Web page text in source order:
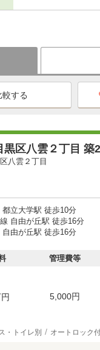
黒区八雲２丁目 築
八雲２丁目
立大学駅 徒歩10分
自由が丘駅 徒歩16分
由が丘駅 徒歩16分
管理費等
5,000円
・トイレ別 オートロック